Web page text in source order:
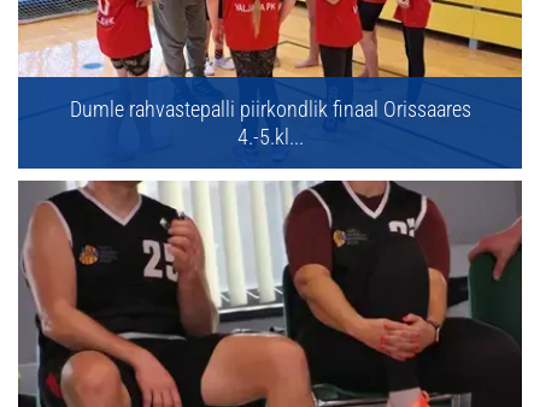
Dumle rahvastepalli piirkondlik finaal Orissaares
4.-5.kl...